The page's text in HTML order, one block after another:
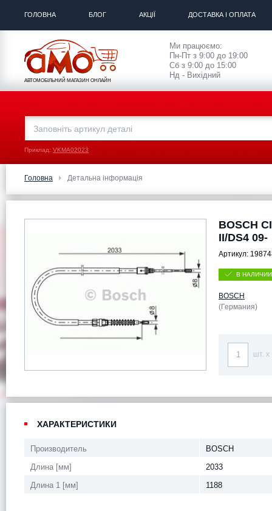
ГОЛОВНА БЛОГ АКЦІЇ ДОСТАВКА І ОПЛАТА
АВТОМОБІЛЬНИЙ МАГАЗИН ОНЛАЙН
Ми працюємо:
Пн-Пт з 9:00 до 19:00
Сб з 9:00 до 15:00
Нд - Вихідний
Приклад: VKMA02023
Головна Детальна інформація
BOSCH
II/DS4 09-
Артикул:
В НАЛИЧИИ
BOSCH
(Германия)
шт. x
ХАРАКТЕРИСТИКИ
Производитель
BOSCH
Длина [мм]
2033
Длина 1 [мм]
1188